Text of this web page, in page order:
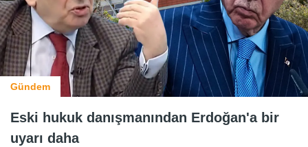
Gündem
Eski hukuk danışmanından Erdoğan'a bir
uyarı daha